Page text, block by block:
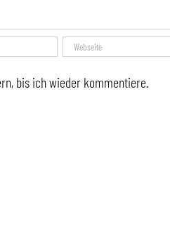
bis ich wieder kommentiere.